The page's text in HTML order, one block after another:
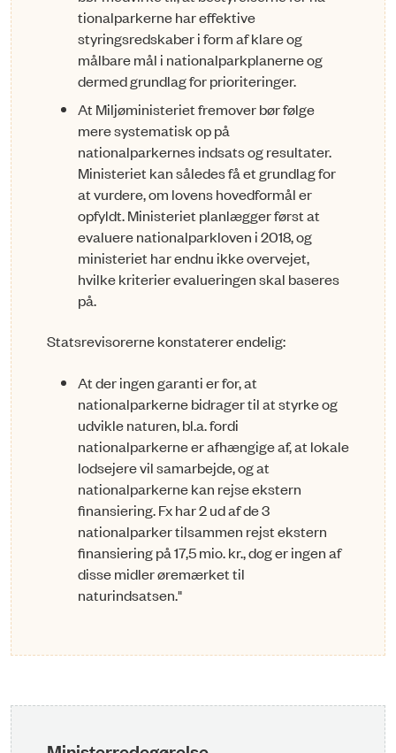
tionalparkerne har effektive
styringsredskaber i form af klare og
målbare mål i nationalparkplanerne og
dermed grundlag for prioriteringer.
At Miljøministeriet fremover bør følge
mere systematisk op på
nationalparkernes indsats og resultater.
Ministeriet kan således få et grundlag for
at vurdere, om lovens hovedformål er
opfyldt. Ministeriet planlægger først at
evaluere nationalparkloven i 2018, og
ministeriet har endnu ikke overvejet,
hvilke kriterier evalueringen skal baseres
på.
Statsrevisorerne konstaterer endelig:
At der ingen garanti er for, at
nationalparkerne bidrager til at styrke og
udvikle naturen, bl.a. fordi
nationalparkerne er afhængige af, at lokale
lodsejere vil samarbejde, og at
nationalparkerne kan rejse ekstern
finansiering. Fx har 2 ud af de 3
nationalparker tilsammen rejst ekstern
finansiering på 17,5 mio. kr., dog er ingen af
disse midler øremærket til
naturindsatsen."